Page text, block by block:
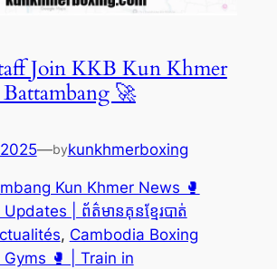
Join KKB Kun Khmer
🚀
—bykunkhmerboxing
Kun Khmer News 🥊
Updates | ព័ត៌មានគុនខ្មែរបាត់
, Cambodia Boxing
Gyms 🥊 | Train in